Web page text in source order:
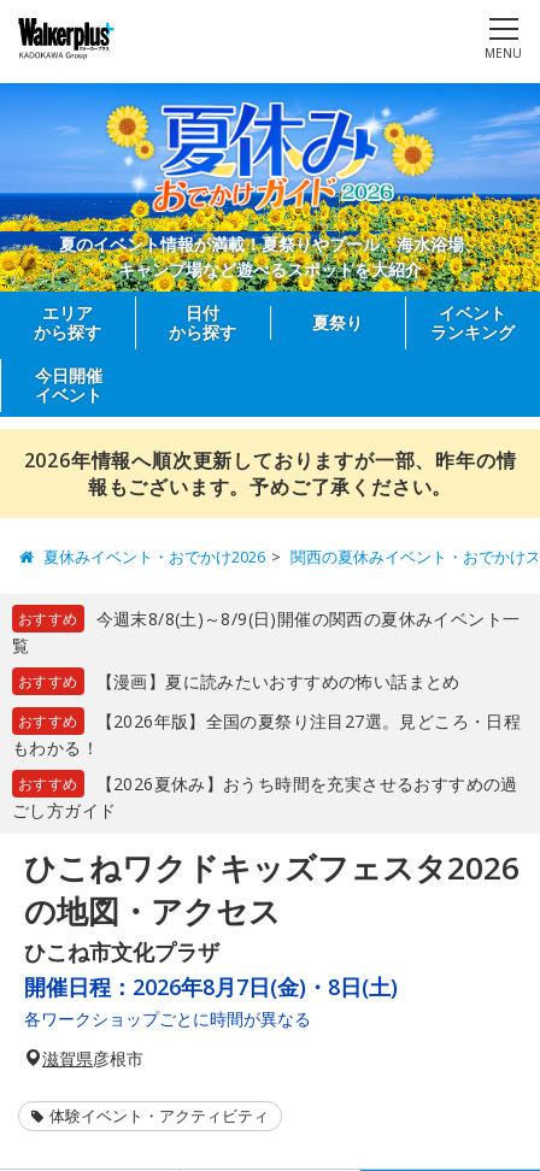
MENU
夏のイベント情報が満載！夏祭りやプール、海水浴場、
キャンプ場など遊べるスポットを大紹介
エリア
から探す
日付
から探す
夏祭り
イベント
ランキング
今日開催
イベント
2026年情報へ順次更新しておりますが一部、昨年の情
報もございます。予めご了承ください。
夏休みイベント・おでかけ2026 関西の夏休みイベント・おでかけ
おすすめ
今週末8/8(土)～8/9(日)開催の関西の夏休みイベント一
覧
おすすめ 【漫画】夏に読みたいおすすめの怖い話まとめ
おすすめ
【2026年版】全国の夏祭り注目27選。見どころ・日程
もわかる！
おすすめ
【2026夏休み】おうち時間を充実させるおすすめの過
ごし方ガイド
ひこねワクドキッズフェスタ2026
の地図・アクセス
ひこね市文化プラザ
開催日程： 2026年8月7日(金)・8日(土)
各ワークショップごとに時間が異なる
滋賀県彦根市
体験イベント・アクティビティ